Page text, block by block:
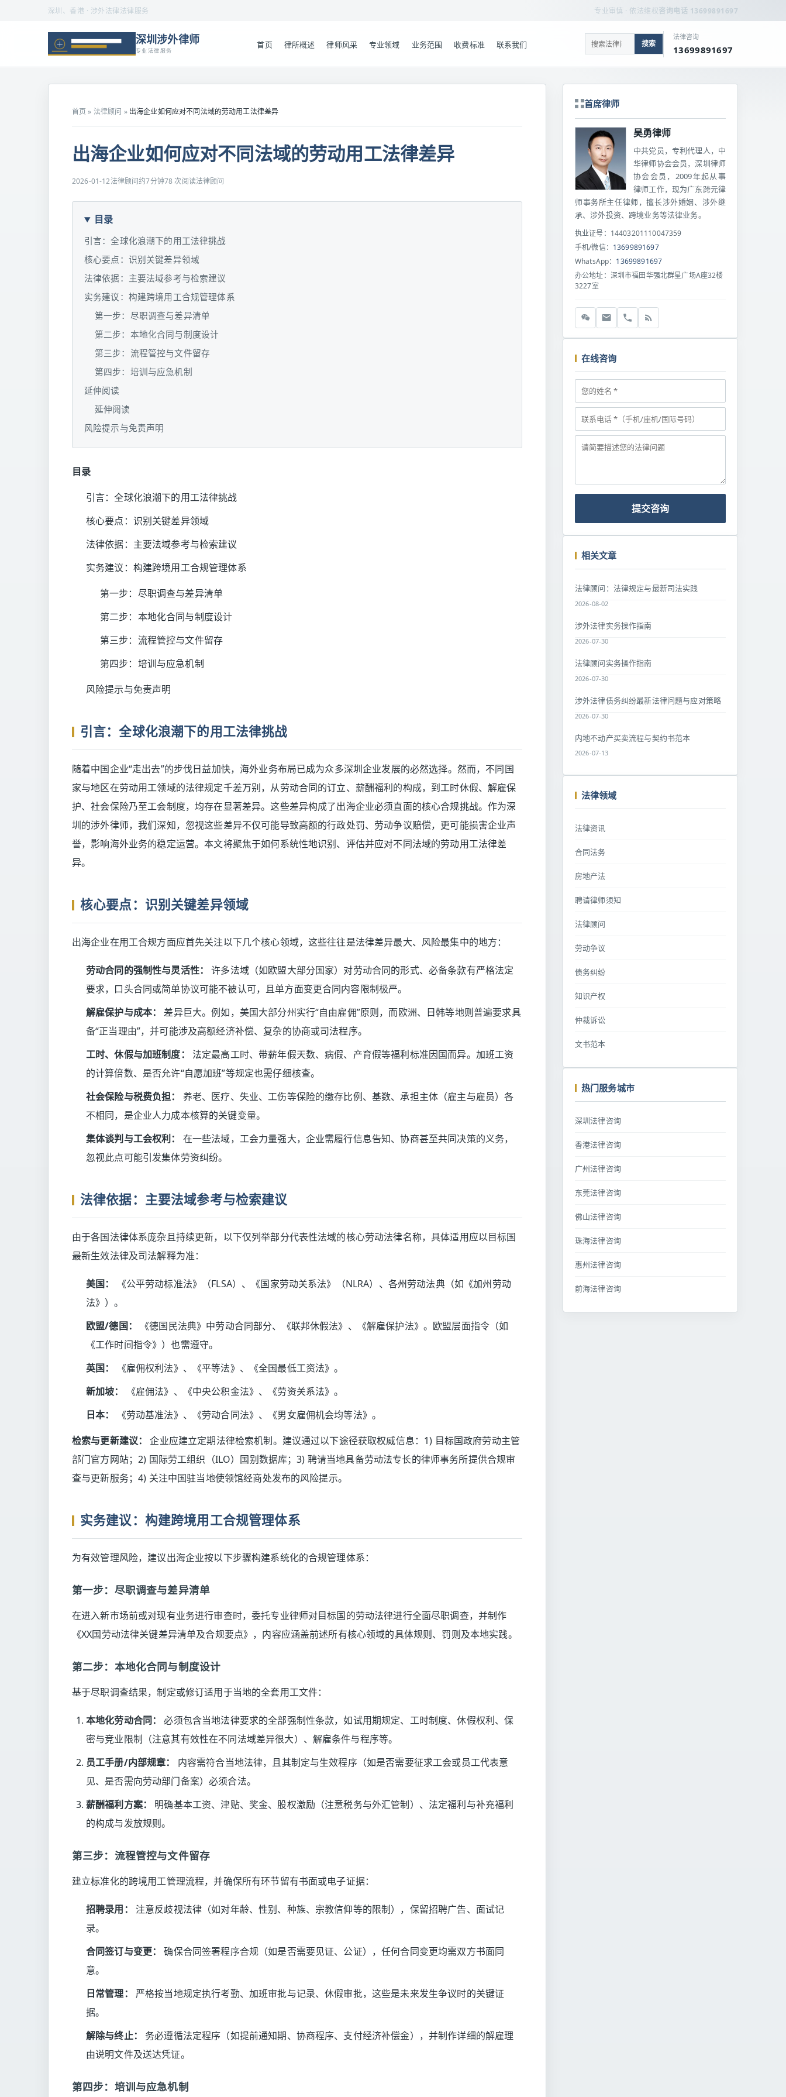
深圳、香港 · 涉外法律法律服务 专业审慎 · 依法维权咨询电话 13699891697
深圳涉外律师
专业法律服务
首页 律所概述 律师风采 专业领域 业务范围 收费标准 联系我们 搜索
法律咨询
13699891697
首页 » 法律顾问 » 出海企业如何应对不同法域的劳动用工法律差异
出海企业如何应对不同法域的劳动用工法律差异
2026-01-12法律顾问约7分钟78 次阅读法律顾问
目录
引言：全球化浪潮下的用工法律挑战
核心要点：识别关键差异领域
法律依据：主要法域参考与检索建议
实务建议：构建跨境用工合规管理体系
第一步：尽职调查与差异清单
第二步：本地化合同与制度设计
第三步：流程管控与文件留存
第四步：培训与应急机制
延伸阅读
延伸阅读
风险提示与免责声明
目录
引言：全球化浪潮下的用工法律挑战
核心要点：识别关键差异领域
法律依据：主要法域参考与检索建议
实务建议：构建跨境用工合规管理体系
第一步：尽职调查与差异清单
第二步：本地化合同与制度设计
第三步：流程管控与文件留存
第四步：培训与应急机制
风险提示与免责声明
引言：全球化浪潮下的用工法律挑战
随着中国企业“走出去”的步伐日益加快，海外业务布局已成为众多深圳企业发展的必然选择。然而，不同国
家与地区在劳动用工领域的法律规定千差万别，从劳动合同的订立、薪酬福利的构成，到工时休假、解雇保
护、社会保险乃至工会制度，均存在显著差异。这些差异构成了出海企业必须直面的核心合规挑战。作为深
圳的涉外律师，我们深知，忽视这些差异不仅可能导致高额的行政处罚、劳动争议赔偿，更可能损害企业声
誉，影响海外业务的稳定运营。本文将聚焦于如何系统性地识别、评估并应对不同法域的劳动用工法律差
异。
核心要点：识别关键差异领域
出海企业在用工合规方面应首先关注以下几个核心领域，这些往往是法律差异最大、风险最集中的地方：
劳动合同的强制性与灵活性：
许多法域（如欧盟大部分国家）对劳动合同的形式、必备条款有严格法定
要求，口头合同或简单协议可能不被认可，且单方面变更合同内容限制极严。
解雇保护与成本：
差异巨大。例如，美国大部分州实行“自由雇佣”原则，而欧洲、日韩等地则普遍要求具
备“正当理由”，并可能涉及高额经济补偿、复杂的协商或司法程序。
工时、休假与加班制度：
法定最高工时、带薪年假天数、病假、产育假等福利标准因国而异。加班工资
的计算倍数、是否允许“自愿加班”等规定也需仔细核查。
社会保险与税费负担：
养老、医疗、失业、工伤等保险的缴存比例、基数、承担主体（雇主与雇员）各
不相同，是企业人力成本核算的关键变量。
集体谈判与工会权利：
在一些法域，工会力量强大，企业需履行信息告知、协商甚至共同决策的义务，
忽视此点可能引发集体劳资纠纷。
法律依据：主要法域参考与检索建议
由于各国法律体系庞杂且持续更新，以下仅列举部分代表性法域的核心劳动法律名称，具体适用应以目标国
最新生效法律及司法解释为准：
美国：
《公平劳动标准法》（FLSA）、《国家劳动关系法》（NLRA）、各州劳动法典（如《加州劳动
法》）。
欧盟/德国：
《德国民法典》中劳动合同部分、《联邦休假法》、《解雇保护法》。欧盟层面指令（如
《工作时间指令》）也需遵守。
英国：
《雇佣权利法》、《平等法》、《全国最低工资法》。
新加坡：
《雇佣法》、《中央公积金法》、《劳资关系法》。
日本：
《劳动基准法》、《劳动合同法》、《男女雇佣机会均等法》。
检索与更新建议：
企业应建立定期法律检索机制。建议通过以下途径获取权威信息：1) 目标国政府劳动主管
部门官方网站；2) 国际劳工组织（ILO）国别数据库；3) 聘请当地具备劳动法专长的律师事务所提供合规审
查与更新服务；4) 关注中国驻当地使领馆经商处发布的风险提示。
实务建议：构建跨境用工合规管理体系
为有效管理风险，建议出海企业按以下步骤构建系统化的合规管理体系：
第一步：尽职调查与差异清单
在进入新市场前或对现有业务进行审查时，委托专业律师对目标国的劳动法律进行全面尽职调查，并制作
《XX国劳动法律关键差异清单及合规要点》，内容应涵盖前述所有核心领域的具体规则、罚则及本地实践。
第二步：本地化合同与制度设计
基于尽职调查结果，制定或修订适用于当地的全套用工文件：
本地化劳动合同：
必须包含当地法律要求的全部强制性条款，如试用期规定、工时制度、休假权利、保
密与竞业限制（注意其有效性在不同法域差异很大）、解雇条件与程序等。
员工手册/内部规章：
内容需符合当地法律，且其制定与生效程序（如是否需要征求工会或员工代表意
见、是否需向劳动部门备案）必须合法。
薪酬福利方案：
明确基本工资、津贴、奖金、股权激励（注意税务与外汇管制）、法定福利与补充福利
的构成与发放规则。
第三步：流程管控与文件留存
建立标准化的跨境用工管理流程，并确保所有环节留有书面或电子证据：
招聘录用：
注意反歧视法律（如对年龄、性别、种族、宗教信仰等的限制），保留招聘广告、面试记
录。
合同签订与变更：
确保合同签署程序合规（如是否需要见证、公证），任何合同变更均需双方书面同
意。
日常管理：
严格按当地规定执行考勤、加班审批与记录、休假审批，这些是未来发生争议时的关键证
据。
解除与终止：
务必遵循法定程序（如提前通知期、协商程序、支付经济补偿金），并制作详细的解雇理
由说明文件及送达凭证。
第四步：培训与应急机制
首席律师
吴勇律师
中共党员，专利代理人，中
华律师协会会员，深圳律师
协会会员，2009年起从事
律师工作，现为广东跨元律
师事务所主任律师，擅长涉外婚姻、涉外继
承、涉外投资、跨境业务等法律业务。
执业证号：14403201110047359
手机/微信： 13699891697
WhatsApp： 13699891697
办公地址：深圳市福田华强北群星广场A座32楼
3227室
在线咨询
提交咨询
相关文章
法律顾问：法律规定与最新司法实践
2026-08-02
涉外法律实务操作指南
2026-07-30
法律顾问实务操作指南
2026-07-30
涉外法律债务纠纷最新法律问题与应对策略
2026-07-30
内地不动产买卖流程与契约书范本
2026-07-13
法律领域
法律资讯
合同法务
房地产法
聘请律师须知
法律顾问
劳动争议
债务纠纷
知识产权
仲裁诉讼
文书范本
热门服务城市
深圳法律咨询
香港法律咨询
广州法律咨询
东莞法律咨询
佛山法律咨询
珠海法律咨询
惠州法律咨询
前海法律咨询